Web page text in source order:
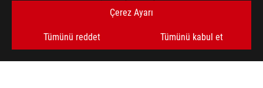
Çerez Ayarı
Tümünü reddet Tümünü kabul et
Özellikler modellere göre değişkenlik gösterir, görseller
PCB rengi ve birlikte verilen yazılım sürümleri önceden
Adı geçen marka ve ürün adları, ilgili şirketlerin ticari